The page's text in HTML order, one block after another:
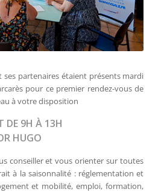
ses partenaires étaient présents mardi
pour ce premier rendez-vous de
à votre disposition
DE 9H À 13H
HUGO
conseiller et vous orienter sur toutes
à la saisonnalité : réglementation et
et mobilité, emploi, formation,